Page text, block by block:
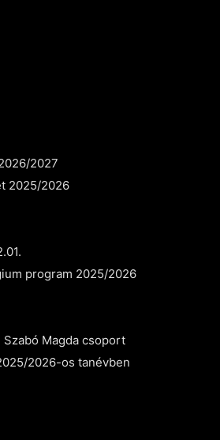
2027
2025/2026
program 2025/2026
Magda csoport
2026-os tanévben